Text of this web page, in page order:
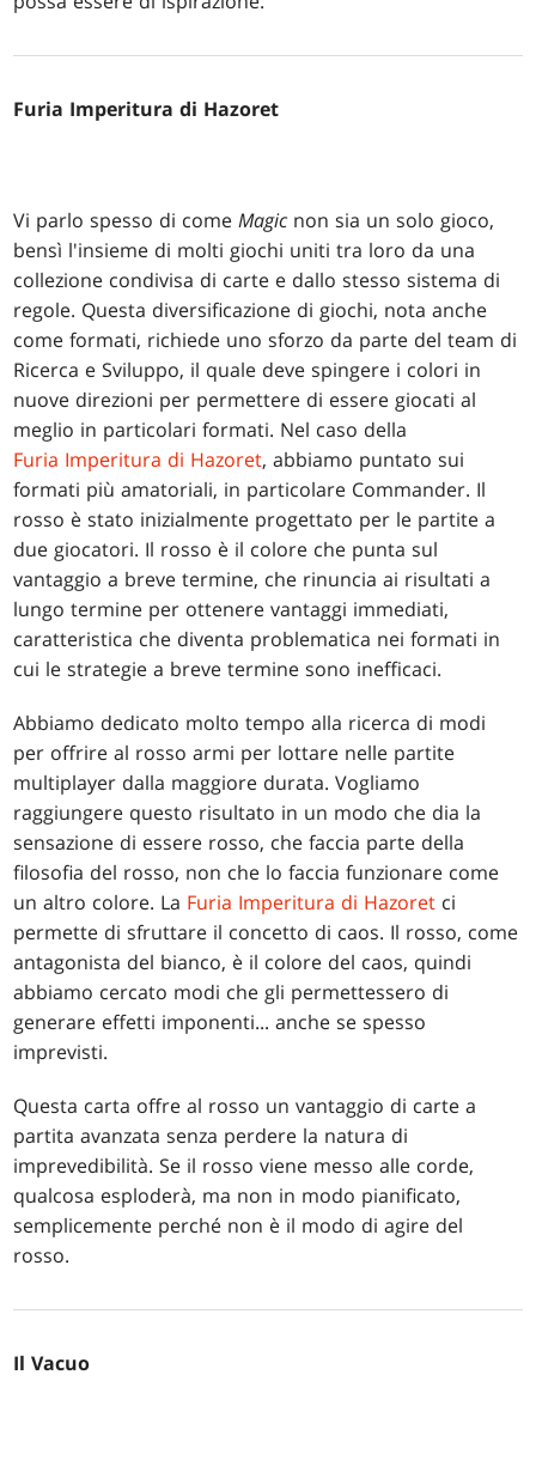
Furia Imperitura di Hazoret
Vi parlo spesso di comeMagic non sia un solo gioco,
bensì l'insieme di molti giochi uniti tra loro da una
collezione condivisa di carte e dallo stesso sistema di
regole. Questa diversificazione di giochi, nota anche
come formati, richiede uno sforzo da parte del team di
Ricerca e Sviluppo, il quale deve spingere i colori in
nuove direzioni per permettere di essere giocati al
meglio in particolari formati. Nel caso della
Furia Imperitura di Hazoret, abbiamo puntato sui
formati più amatoriali, in particolare Commander. Il
rosso è stato inizialmente progettato per le partite a
due giocatori. Il rosso è il colore che punta sul
vantaggio a breve termine, che rinuncia ai risultati a
lungo termine per ottenere vantaggi immediati,
caratteristica che diventa problematica nei formati in
cui le strategie a breve termine sono inefficaci.
Abbiamo dedicato molto tempo alla ricerca di modi
per offrire al rosso armi per lottare nelle partite
multiplayer dalla maggiore durata. Vogliamo
raggiungere questo risultato in un modo che dia la
sensazione di essere rosso, che faccia parte della
filosofia del rosso, non che lo faccia funzionare come
un altro colore. La Furia Imperitura di Hazoret ci
permette di sfruttare il concetto di caos. Il rosso, come
antagonista del bianco, è il colore del caos, quindi
abbiamo cercato modi che gli permettessero di
generare effetti imponenti... anche se spesso
imprevisti.
Questa carta offre al rosso un vantaggio di carte a
partita avanzata senza perdere la natura di
imprevedibilità. Se il rosso viene messo alle corde,
qualcosa esploderà, ma non in modo pianificato,
semplicemente perché non è il modo di agire del
rosso.
Il Vacuo